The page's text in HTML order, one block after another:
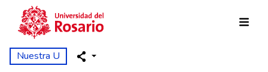
Skip to main content
Nuestra U